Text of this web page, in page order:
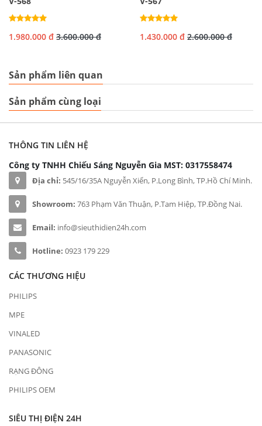
1.980.000 đ 3.600.000 đ 1.430.000 đ 2.600.000 đ
Sản phẩm liên quan
Sản phẩm cùng loại
THÔNG TIN LIÊN HỆ
Công ty TNHH Chiếu Sáng Nguyễn Gia MST: 0317558474
Địa chỉ: 545/16/35A Nguyễn Xiển, P.Long Bình, TP.Hồ Chí Minh.
Showroom: 763 Phạm Văn Thuận, P.Tam Hiệp, TP.Đồng Nai.
Email: info@sieuthidien24h.com
Hotline: 0923 179 229
CÁC THƯƠNG HIỆU
PHILIPS
MPE
VINALED
PANASONIC
RẠNG ĐÔNG
PHILIPS OEM
SIÊU THỊ ĐIỆN 24H